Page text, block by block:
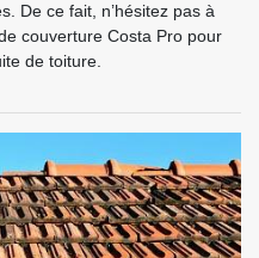
De ce fait, n’hésitez pas à
couverture Costa Pro pour
de toiture.